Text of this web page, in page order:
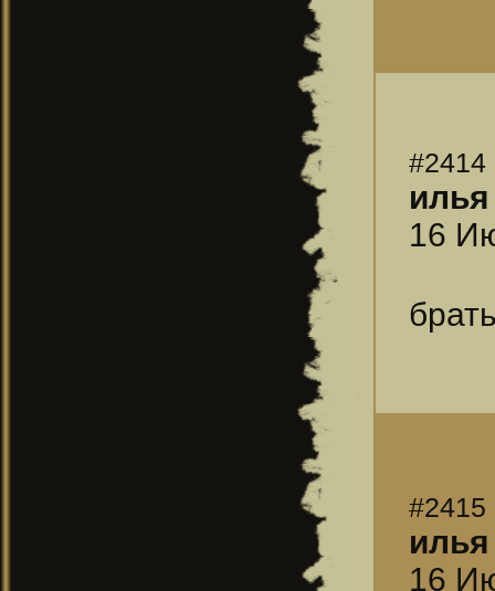
#2414
илья
16
#2415
илья
16